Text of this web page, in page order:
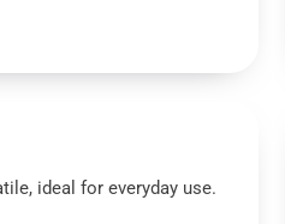
ideal for everyday use.